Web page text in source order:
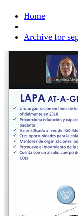
Home
Archive for